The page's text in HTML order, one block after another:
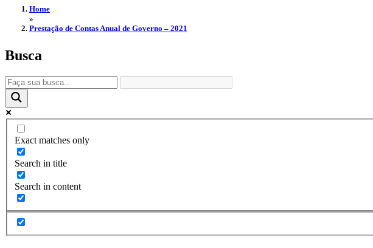
Home
»
Prestação de Contas Anual de Governo – 2021
Busca
Exact matches only
Search in title
Search in content